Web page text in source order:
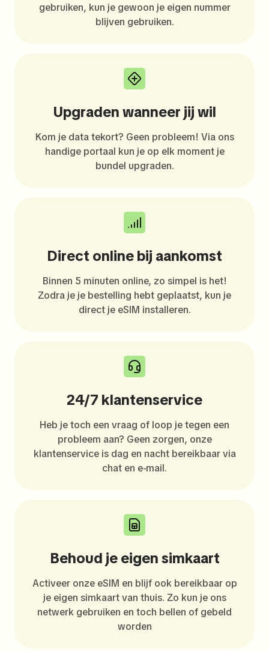
gebruiken, kun je gewoon je eigen nummer
blijven gebruiken.
Upgraden wanneer jij wil
Kom je data tekort? Geen probleem! Via ons
handige portaal kun je op elk moment je
bundel upgraden.
Direct online bij aankomst
Binnen 5 minuten online, zo simpel is het!
Zodra je je bestelling hebt geplaatst, kun je
direct je eSIM installeren.
24/7 klantenservice
Heb je toch een vraag of loop je tegen een
probleem aan? Geen zorgen, onze
klantenservice is dag en nacht bereikbaar via
chat en e-mail.
Behoud je eigen simkaart
Activeer onze eSIM en blijf ook bereikbaar op
je eigen simkaart van thuis. Zo kun je ons
netwerk gebruiken en toch bellen of gebeld
worden